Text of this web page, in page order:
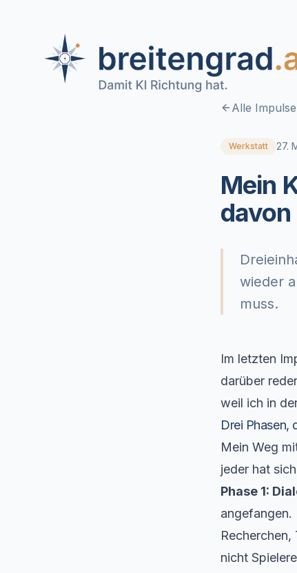
Alle Impulse
Werkstatt 27.
Mein
wieder
muss.
Im letzten
darüber
weil ich in
Drei Phasen,
Mein Weg
jeder hat
Phase 1:
angefangen.
nicht